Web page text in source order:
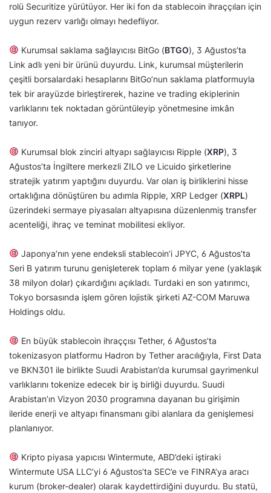
rolü Securitize yürütüyor. Her iki fon da stablecoin ihraççıları için
uygun rezerv varlığı olmayı hedefliyor.
Kurumsal saklama sağlayıcısı BitGo (BTGO), 3 Ağustos’ta
Link adlı yeni bir ürünü duyurdu. Link, kurumsal müşterilerin
çeşitli borsalardaki hesaplarını BitGo’nun saklama platformuyla
tek bir arayüzde birleştirerek, hazine ve trading ekiplerinin
varlıklarını tek noktadan görüntüleyip yönetmesine imkân
tanıyor.
Kurumsal blok zinciri altyapı sağlayıcısı Ripple (XRP), 3
Ağustos’ta İngiltere merkezli ZILO ve Licuido şirketlerine
stratejik yatırım yaptığını duyurdu. Var olan iş birliklerini hisse
ortaklığına dönüştüren bu adımla Ripple, XRP Ledger (XRPL)
üzerindeki sermaye piyasaları altyapısına düzenlenmiş transfer
acenteliği, ihraç ve teminat mobilitesi ekliyor.
Japonya’nın yene endeksli stablecoin’i JPYC, 6 Ağustos’ta
Seri B yatırım turunu genişleterek toplam 6 milyar yene (yaklaşık
38 milyon dolar) çıkardığını açıkladı. Turdaki en son yatırımcı,
Tokyo borsasında işlem gören lojistik şirketi AZ-COM Maruwa
Holdings oldu.
En büyük stablecoin ihraççısı Tether, 6 Ağustos’ta
tokenizasyon platformu Hadron by Tether aracılığıyla, First Data
ve BKN301 ile birlikte Suudi Arabistan’da kurumsal gayrimenkul
varlıklarını tokenize edecek bir iş birliği duyurdu. Suudi
Arabistan’ın Vizyon 2030 programına dayanan bu girişimin
ileride enerji ve altyapı finansmanı gibi alanlara da genişlemesi
planlanıyor.
Kripto piyasa yapıcısı Wintermute, ABD’deki iştiraki
Wintermute USA LLC’yi 6 Ağustos’ta SEC’e ve FINRA’ya aracı
kurum (broker-dealer) olarak kaydettirdiğini duyurdu. Bu statü,